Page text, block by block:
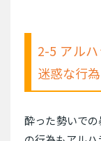
2-5 アル
迷惑な行為
酔った勢いで